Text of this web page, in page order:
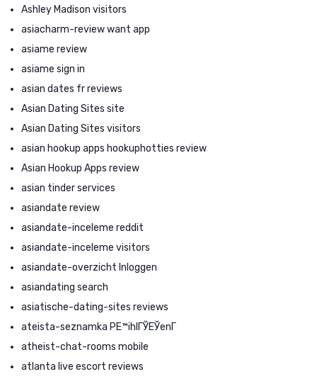
Ashley Madison visitors
asiacharm-review want app
asiame review
asiame sign in
asian dates fr reviews
Asian Dating Sites site
Asian Dating Sites visitors
asian hookup apps hookuphotties review
Asian Hookup Apps review
asian tinder services
asiandate review
asiandate-inceleme reddit
asiandate-inceleme visitors
asiandate-overzicht Inloggen
asiandating search
asiatische-dating-sites reviews
ateista-seznamka PЕ™ihlГЎЕЎenГ­
atheist-chat-rooms mobile
atlanta live escort reviews